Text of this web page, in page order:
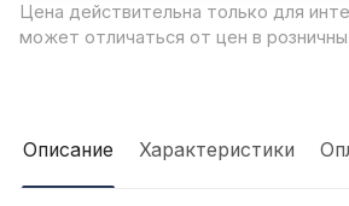
Цена действительна только для
может отличаться от цен в
Описание Характеристики